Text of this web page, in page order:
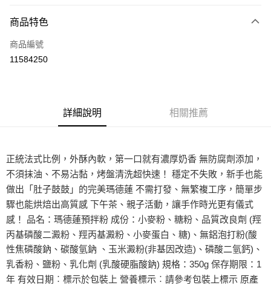
信用卡一次付款
超商取貨付款
付款後全家取貨-重量限制含紙箱10kg，請控制商品重量在9~
9.5kg
每筆NT$90，滿NT$990(含以上)免運費
7-11取貨付款-重量限制含紙箱10kg，請控制商品重量在9~9.5
kg
每筆NT$90，滿NT$990(含以上)免運費
付款後7-11取貨-重量限制含紙箱10kg，請控制商品重量在9~
9.5kg
商品特色
商品編號
11584250
詳細說明 相關推薦
正統法式比例，外酥內軟，第一口就有濃厚奶香 無防腐劑添加，
不須抹油、不易沾黏，烤盤清洗超快速！ 穩定不失敗，新手也能
做出「肚子鼓鼓」的完美瑪德蓮 不需打發、無繁複工序，簡單步
驟也能烘焙出高質感 下午茶、親子活動，讓手作時光更有儀式
感！ 品名：瑪德蓮預拌粉 成份：小麥粉、糖粉、品質改良劑 (羥
丙基磷酸二澱粉、羥丙基澱粉、小麥蛋白、糖)、無鋁泡打粉(酸
性焦磷酸鈉、碳酸氫鈉 、玉米澱粉(非基因改造)、磷酸二氫鈣)、
乳香粉、鹽粉、乳化劑 (乳酸硬脂酸鈉) 規格：350g 保存期限：1
年 有效日期︰標示於包裝上 營養標示︰請參考包裝上標示 原產